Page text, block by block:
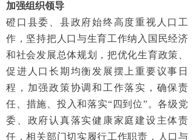
加强组织领导
磴口县委、县政府始终高度重视人口工
作，坚持把人口与生育工作纳入国民经济
和社会发展总体规划，把优化生育政策、
促进人口长期均衡发展摆上重要议事日
程，加强政策协调和工作落实，确保责
任、措施、投入和落实“四到位”。各级党
委、政府认真落实健康家庭建设主体责
任，相关部门切实履行工作职责，人口与